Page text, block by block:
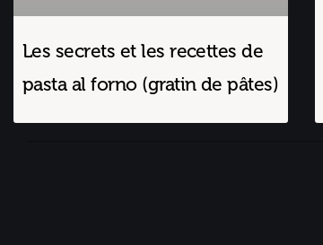
Les secrets et les recettes de
pasta al forno (gratin de pâtes)